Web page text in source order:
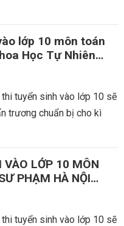
lớp 10 môn toán
Học Tự Nhiên
tuyển sinh vào lớp 10 sẽ
trương chuẩn bị cho kì
LỚP 10 MÔN
PHẠM HÀ NỘI
tuyển sinh vào lớp 10 sẽ